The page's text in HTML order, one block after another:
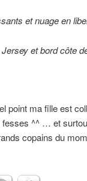
et nuage en
Jersey et bord côte
point ma fille est
^^ … et
copains du